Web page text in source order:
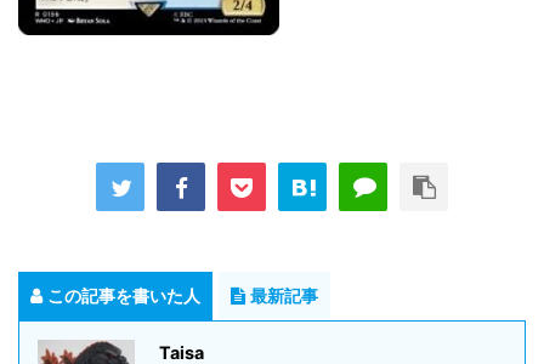
この記事を書いた人 最新記事
Taisa